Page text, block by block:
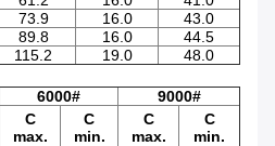
73.9 16.0
43.0
89.8 16.0
44.5
115.2 19.0 48.0
6000#
9000#
C
max.
C
min.
C
max.
C
min.